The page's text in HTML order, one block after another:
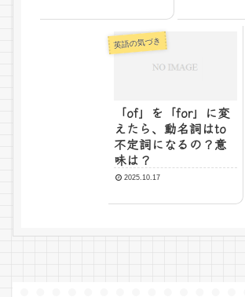
英語の気づき
「of」を「for」に変
えたら、動名詞はto
不定詞になるの？意
味は？
2025.10.17